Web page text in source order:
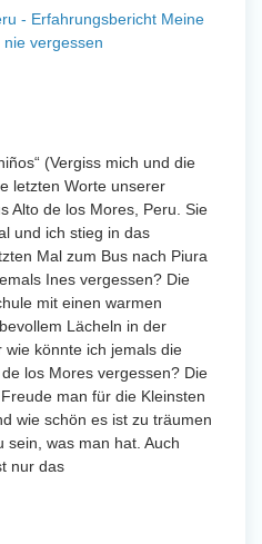
- Erfahrungsbericht Meine
vergessen
(Vergiss mich und die
letzten Worte unserer
Alto de los Mores, Peru. Sie
und ich stieg in das
Mal zum Bus nach Piura
Ines vergessen? Die
mit einen warmen
Lächeln in der
könnte ich jemals die
los Mores vergessen? Die
man für die Kleinsten
wie schön es ist zu träumen
sein, was man hat. Auch
nur das